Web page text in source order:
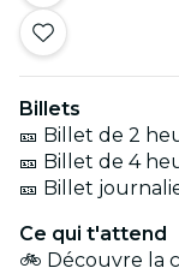
Billets
🎫 Billet de 2
🎫 Billet de 4
🎫 Billet
Ce qui t'attend
🚲 Découvre la